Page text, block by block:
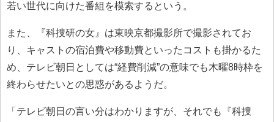
若い世代に向けた番組を模索するという。
また、『科捜研の女』は東映京都撮影所で撮影されてお
り、キャストの宿泊費や移動費といったコストも掛かるた
め、テレビ朝日としては“経費削減”の意味でも木曜8時枠を
終わらせたいとの思惑があるようだ。
「テレビ朝日の言い分はわかりますが、それでも『科捜